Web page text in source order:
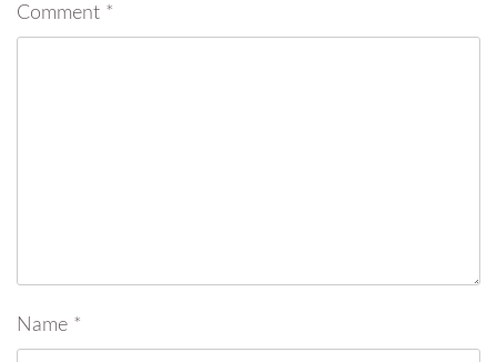
Comment *
Name *